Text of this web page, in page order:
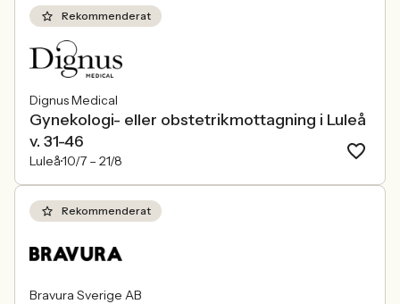
Rekommenderat
Dignus Medical
Gynekologi- eller obstetrikmottagning i Luleå
v. 31-46
Luleå10/7 – 21/8
Rekommenderat
Bravura Sverige AB